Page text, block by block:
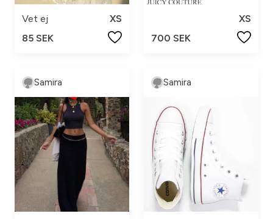
Vet ej
XS
85 SEK
XS
700 SEK
Samira Samira